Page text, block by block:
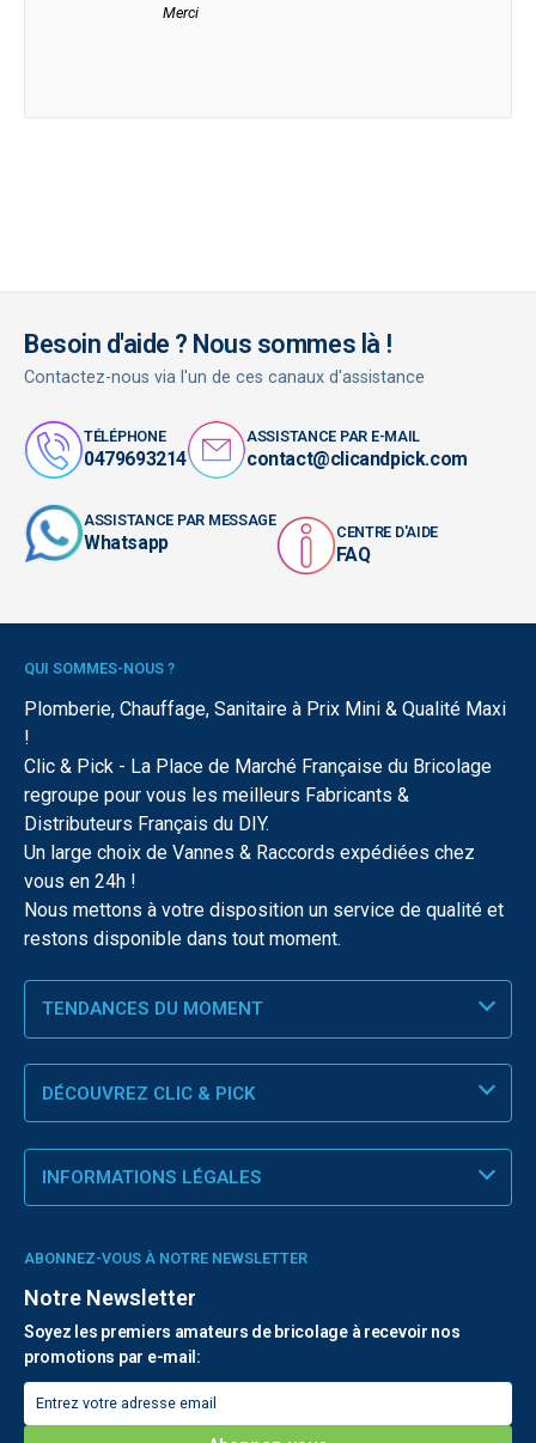
Merci
Besoin d'aide ? Nous sommes là !
Contactez-nous via l'un de ces canaux d'assistance
TÉLÉPHONE
0479693214
ASSISTANCE PAR E-MAIL
contact@clicandpick.com
ASSISTANCE PAR MESSAGE
Whatsapp CENTRE D'AIDE
FAQ
QUI SOMMES-NOUS ?
Plomberie, Chauffage, Sanitaire à Prix Mini & Qualité Maxi
!
Clic & Pick - La Place de Marché Française du Bricolage
regroupe pour vous les meilleurs Fabricants &
Distributeurs Français du DIY.
Un large choix de Vannes & Raccords expédiées chez
vous en 24h !
Nous mettons à votre disposition un service de qualité et
restons disponible dans tout moment.
TENDANCES DU MOMENT
DÉCOUVREZ CLIC & PICK
INFORMATIONS LÉGALES
ABONNEZ-VOUS À NOTRE NEWSLETTER
Notre Newsletter
Soyez les premiers amateurs de bricolage à recevoir nos
promotions par e-mail: